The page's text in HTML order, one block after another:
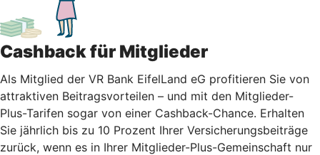
Cashback für Mitglieder
Als Mitglied der VR Bank EifelLand eG profitieren Sie von
attraktiven Beitragsvorteilen – und mit den Mitglieder-
Plus-Tarifen sogar von einer Cashback-Chance. Erhalten
Sie jährlich bis zu 10 Prozent Ihrer Versicherungsbeiträge
zurück, wenn es in Ihrer Mitglieder-Plus-Gemeinschaft nur